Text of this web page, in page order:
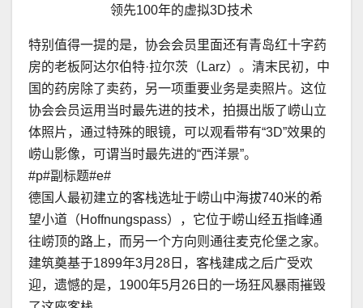
领先100年的虚拟3D技术
特别值得一提的是，协会会员里面还有青岛红十字药
房的老板阿达尔伯特·拉尔茨（Larz）。清末民初，中
国的药房除了卖药，另一项重要业务是卖照片。这位
协会会员运用当时最先进的技术，拍摄出版了崂山立
体照片，通过特殊的眼镜，可以观看带有“3D”效果的
崂山影像，可谓当时最先进的“西洋景”。
#p#副标题#e#
德国人最初建立的客栈选址于崂山中海拔740米的希
望小道（Hoffnungspass），它位于崂山经五指峰通
往崂顶的路上，而另一个方向则通往麦克伦堡之家。
建筑奠基于1899年3月28日，客栈建成之后广受欢
迎，遗憾的是，1900年5月26日的一场狂风暴雨摧毁